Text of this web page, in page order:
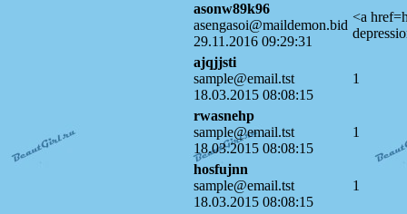
asonw89k96
asengasoi@maildemon.bid
29.11.2016 09:29:31
<a
ajqjjsti
sample@email.tst
18.03.2015 08:08:15
1
rwasnehp
sample@email.tst
18.03.2015 08:08:15
1
hosfujnn
sample@email.tst
18.03.2015 08:08:15
1